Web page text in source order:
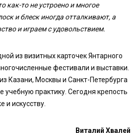
как-то не устроено и многое
и блеск иногда отталкивают, а
и играем с удовольствием.
из визитных карточек Янтарного
фестивали и выставки.
Казани, Москвы и Санкт-Петербурга
учебную практику. Сегодня крепость
и искусству.
Виталий Хвалей